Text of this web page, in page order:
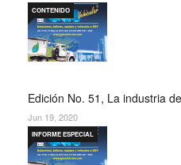
Edición No. 51, La industria
CONTENIDO
Jun 19, 2020
INFORME ESPECIAL